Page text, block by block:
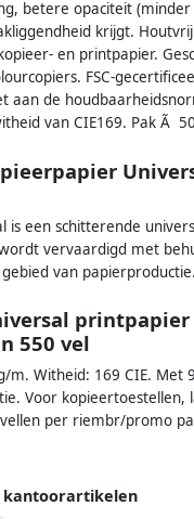
betere opaciteit
krijgt.
en printpapier.
FSC-
aan de
van CIE169. Pak Ã
is een schitterende
vervaardigd met
van papierproductie.
printpapier
550 vel
m. Witheid: 169 CIE. Met
Voor kopieertoestellen,
per riembr/promo
kantoorartikelen